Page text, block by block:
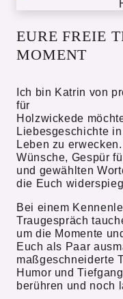
EURE FREIE
MOMENT
Ich bin Katrin von
für
Holzwickede
Liebesgeschichte
Leben zu
Wünsche, Gespür
und gewählten
die Euch
Bei einem
Traugespräch
um die Momente
Euch als Paar
maßgeschneiderte
Humor und
berühren und noch